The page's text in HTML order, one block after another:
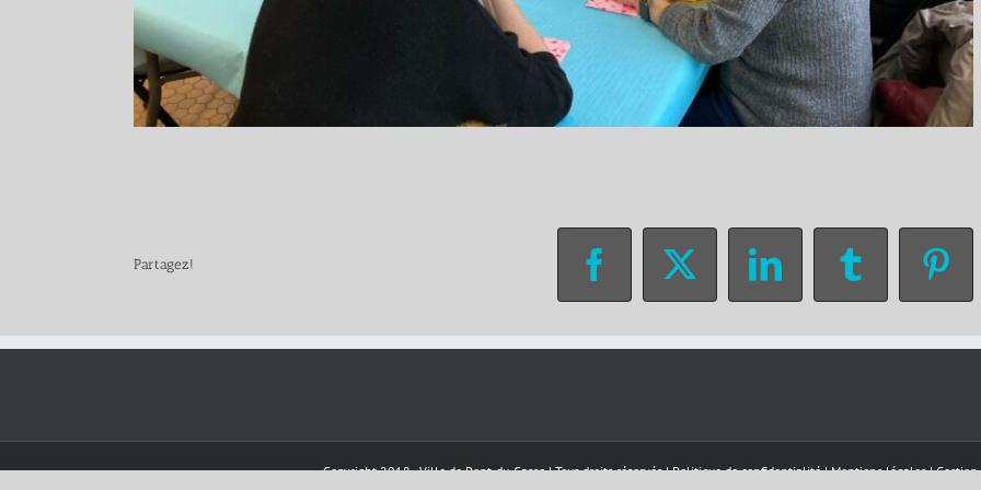
Partagez! Facebook
X LinkedInTumblr
Copyright 2018 - Ville de Pont-du-Casse | Tous droits réservés |Politique de confidentialité|Mentions légales|Gestion